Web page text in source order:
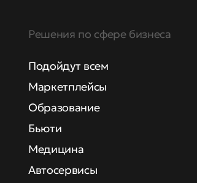
Решения по сфере бизнеса
Подойдут всем
Маркетплейсы
Образование
Бьюти
Медицина
Автосервисы